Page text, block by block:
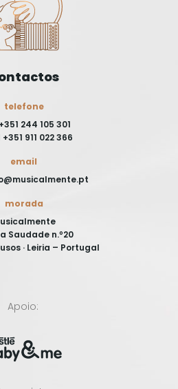
telefone
244 105 301
911 022 366
email
morada
Saudade n.º20
· Leiria – Portugal
Apoio: